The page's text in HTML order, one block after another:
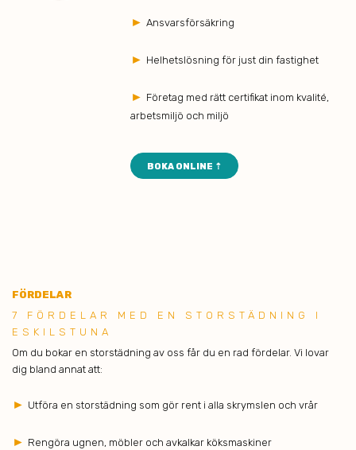
►Ansvarsförsäkring
► Helhetslösning för just din fastighet
► Företag med rätt certifikat inom kvalité,
arbetsmiljö och miljö
BOKA ONLINE ⇡
FÖRDELAR
7 FÖ RDELAR MED EN STORSTÄDNING I
ESKILSTUNA
Om du bokar en storstädning av oss får du en rad fördelar. Vi lovar
dig bland annat att:
► Utföra en storstädning som gör rent i alla skrymslen och vrår
► Rengöra ugnen, möbler och avkalkar köksmaskiner